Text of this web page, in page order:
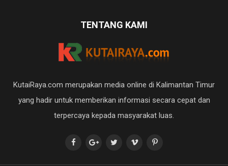
TENTANG KAMI
KutaiRaya.com merupakan media online di Kalimantan Timur
yang hadir untuk memberikan informasi secara cepat dan
terpercaya kepada masyarakat luas.